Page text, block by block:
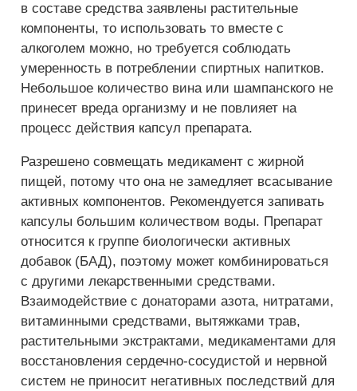
в составе средства заявлены растительные
компоненты, то использовать то вместе с
алкоголем можно, но требуется соблюдать
умеренность в потреблении спиртных напитков.
Небольшое количество вина или шампанского не
принесет вреда организму и не повлияет на
процесс действия капсул препарата.
Разрешено совмещать медикамент с жирной
пищей, потому что она не замедляет всасывание
активных компонентов. Рекомендуется запивать
капсулы большим количеством воды. Препарат
относится к группе биологически активных
добавок (БАД), поэтому может комбинироваться
с другими лекарственными средствами.
Взаимодействие с донаторами азота, нитратами,
витаминными средствами, вытяжками трав,
растительными экстрактами, медикаментами для
восстановления сердечно-сосудистой и нервной
систем не приносит негативных последствий для